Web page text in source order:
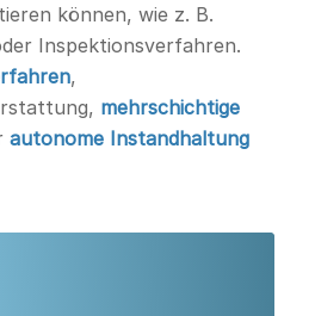
können, wie z. B.
Inspektionsverfahren.
,
mehrschichtige
autonome Instandhaltung